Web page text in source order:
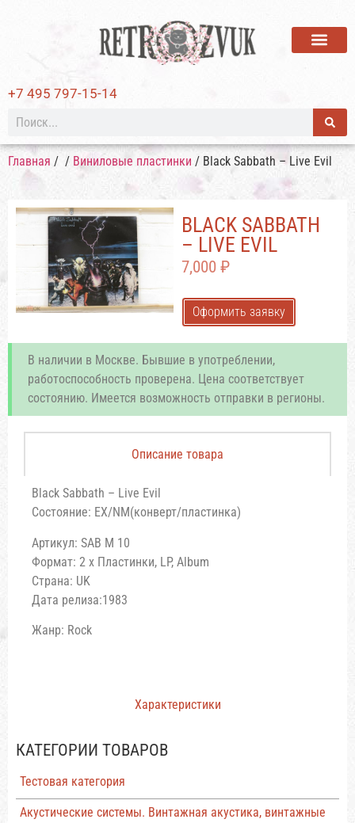
+7 495 797-15-14
Главная / / Виниловые пластинки / Black Sabbath – Live Evil
КАТЕГОРИИ ТОВАРОВ
Тестовая категория
Акустические системы. Винтажная акустика, винтажные
BLACK SABBATH
– LIVE EVIL
7,000 ₽
Оформить заявку
В наличии в Москве. Бывшие в употреблении,
работоспособность проверена. Цена соответствует
состоянию. Имеется возможность отправки в регионы.
Описание товара
Характеристики
Black Sabbath – Live Evil
Состояние: EX/NM(конверт/пластинка)
Артикул: SAB M 10
Формат: 2 x Пластинки, LP, Album
Страна: UK
Дата релиза:1983
Жанр: Rock